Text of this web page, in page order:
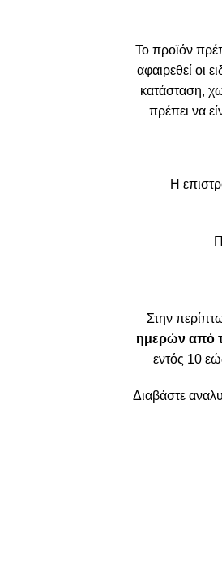
Το προϊόν
αφαιρεθεί οι
κατάσταση,
πρέπει να
Η
Στην
ημερών από
εντός 10
Διαβάστε